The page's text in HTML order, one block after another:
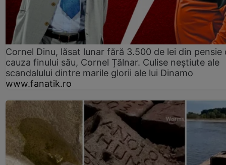
Cornel Dinu, lăsat lunar fără 3.500 de lei din pensie
cauza finului său, Cornel Țălnar. Culise neștiute ale
scandalului dintre marile glorii ale lui Dinamo
www.fanatik.ro